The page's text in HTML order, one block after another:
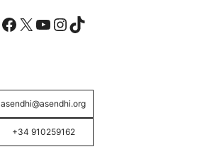
Facebook
X YouTube
Instagram
TikTok
asendhi@asendhi.org
+34 910259162